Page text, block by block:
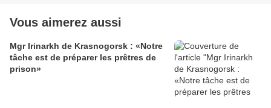
Vous aimerez aussi
Mgr Irinarkh de Krasnogorsk : «Notre
tâche est de préparer les prêtres de
prison»